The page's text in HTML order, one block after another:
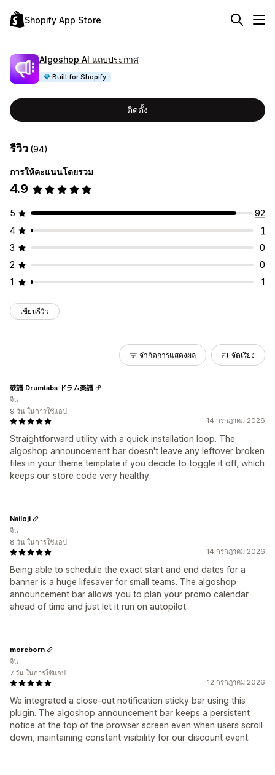
Shopify App Store
Algoshop AI แถบประกาศ
Built for Shopify
ติดตั้ง
รีวิว (94)
การให้คะแนนโดยรวม
4.9
5
92
4
1
3
0
2
0
1
1
เขียนรีวิว
จำกัดการแสดงผล จัดเรียง
14 กรกฎาคม 2026
Straightforward utility with a quick installation loop. The
algoshop announcement bar doesn't leave any leftover broken
files in your theme template if you decide to toggle it off, which
keeps our store code very healthy.
鼓譜 Drumtabs ドラム楽譜
จีน
9 วัน ในการใช้แอป
14 กรกฎาคม 2026
Being able to schedule the exact start and end dates for a
banner is a huge lifesaver for small teams. The algoshop
announcement bar allows you to plan your promo calendar
ahead of time and just let it run on autopilot.
Nailoji
จีน
8 วัน ในการใช้แอป
12 กรกฎาคม 2026
We integrated a close-out notification sticky bar using this
plugin. The algoshop announcement bar keeps a persistent
notice at the top of the browser screen even when users scroll
down, maintaining constant visibility for our discount event.
moreborn
จีน
7 วัน ในการใช้แอป